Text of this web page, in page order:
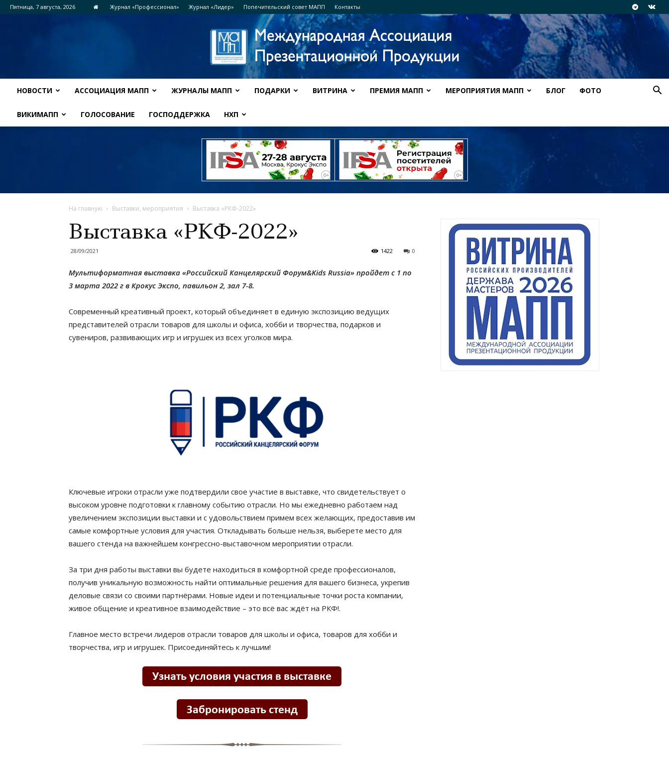
Пятница, 7 августа, 2026 Журнал «Профессионал» Журнал «Лидер» Попечительский совет МАПП Контакты
НОВОСТИ АССОЦИАЦИЯ МАПП ЖУРНАЛЫ МАПП ПОДАРКИ ВИТРИНА ПРЕМИЯ МАПП МЕРОПРИЯТИЯ МАПП БЛОГ ФОТО
ВИКИМАПП ГОЛОСОВАНИЕ ГОСПОДДЕРЖКА НХП
На главную Выставки, мероприятия Выставка «РКФ-2022»
Выставка «РКФ-2022»
28/09/2021 0
1422
Мультиформатная выставка «Российский Канцелярский Форум&Kids Russia» пройдет с 1 по
3 марта 2022 г в Крокус Экспо, павильон 2, зал 7-8.
Современный креативный проект, который объединяет в единую экспозицию ведущих
представителей отрасли товаров для школы и офиса, хобби и творчества, подарков и
сувениров, развивающих игр и игрушек из всех уголков мира.
Ключевые игроки отрасли уже подтвердили свое участие в выставке, что свидетельствует о
высоком уровне подготовки к главному событию отрасли. Но мы ежедневно работаем над
увеличением экспозиции выставки и с удовольствием примем всех желающих, предоставив им
самые комфортные условия для участия. Откладывать больше нельзя, выберете место для
вашего стенда на важнейшем конгрессно-выставочном мероприятии отрасли.
За три дня работы выставки вы будете находиться в комфортной среде профессионалов,
получив уникальную возможность найти оптимальные решения для вашего бизнеса, укрепив
деловые связи со своими партнёрами. Новые идеи и потенциальные точки роста компании,
живое общение и креативное взаимодействие – это всё вас ждёт на РКФ!.
Главное место встречи лидеров отрасли товаров для школы и офиса, товаров для хобби и
творчества, игр и игрушек. Присоединяйтесь к лучшим!